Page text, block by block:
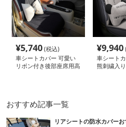
¥5,740(税込)
車シートカバー 可愛い
リボン付き後部座席用高
¥9,940
車シート
熊刺繍入
おすすめ記事一覧
リアシートの防水カバー